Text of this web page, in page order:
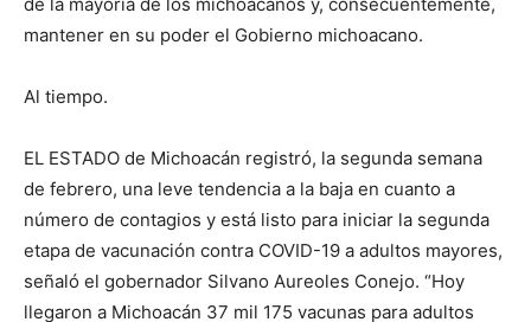
mantener en su poder el Gobierno michoacano.
Al tiempo.
EL ESTADO de Michoacán registró, la segunda semana
de febrero, una leve tendencia a la baja en cuanto a
número de contagios y está listo para iniciar la segunda
etapa de vacunación contra COVID-19 a adultos mayores,
señaló el gobernador Silvano Aureoles Conejo. “Hoy
llegaron a Michoacán 37 mil 175 vacunas para adultos